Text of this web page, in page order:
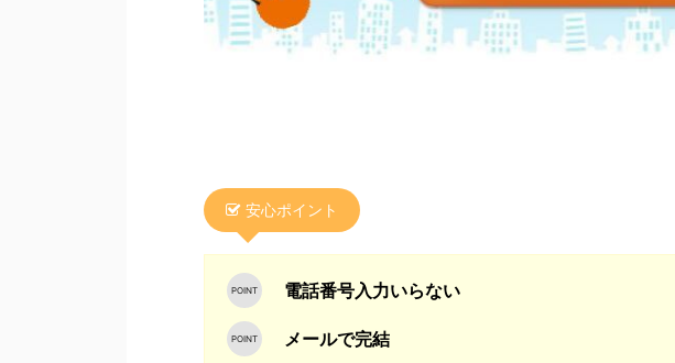
安心ポイント
電話番号入力いらない
メールで完結